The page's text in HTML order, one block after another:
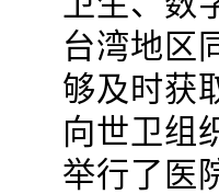
台湾地区
够及时获
向世卫组
举行了医